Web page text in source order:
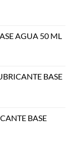
AGUA 50 ML
BASE
BASE